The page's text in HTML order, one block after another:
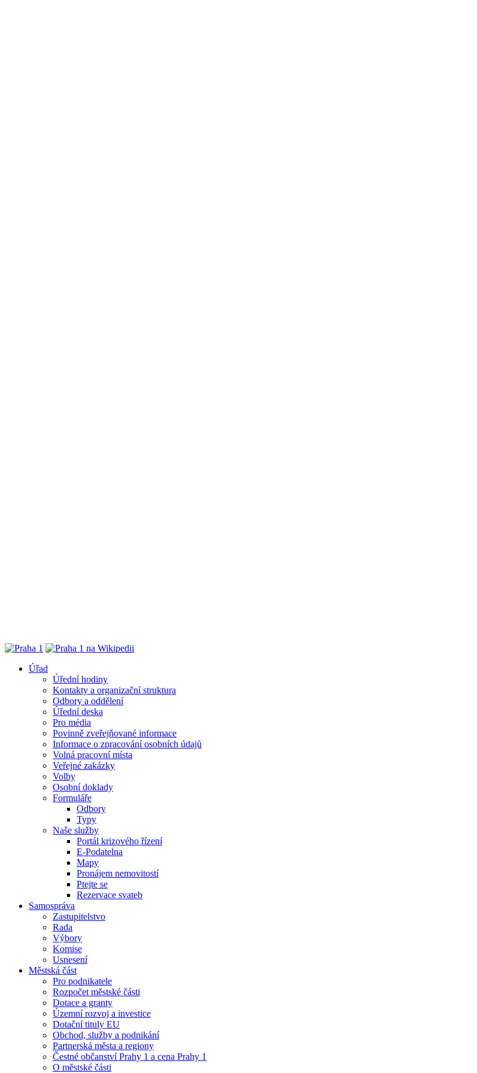
Úřad
Úřední hodiny
Kontakty a organizační struktura
Odbory a oddělení
Úřední deska
Pro média
Povinně zveřejňované informace
Informace o zpracování osobních údajů
Volná pracovní místa
Veřejné zakázky
Volby
Osobní doklady
Formuláře
Odbory
Typy
Naše služby
Portál krizového řízení
E-Podatelna
Mapy
Pronájem nemovitostí
Ptejte se
Rezervace svateb
Samospráva
Zastupitelstvo
Rada
Výbory
Komise
Usnesení
Městská část
Pro podnikatele
Rozpočet městské části
Dotace a granty
Územní rozvoj a investice
Dotační tituly EU
Obchod, služby a podnikání
Partnerská města a regiony
Čestné občanství Prahy 1 a cena Prahy 1
O městské části